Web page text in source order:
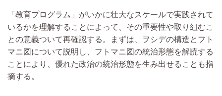
「教育プログラム」がいかに壮大なスケールで実践されて
いるかを理解することによって、その重要性や取り組むこ
との意義ついて再確認する。まずは、ヲシデの構造とフト
マニ図について説明し、フトマニ図の統治形態を解読する
ことにより、優れた政治の統治形態を生み出せることも指
摘する。